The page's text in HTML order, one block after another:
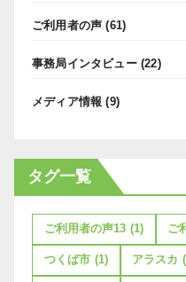
ご利用者の声 (61)
事務局インタビュー(22)
メディア情報 (9)
タグ一覧
ご利用者の声13 (1) ご
つくば市 (1) アラスカ